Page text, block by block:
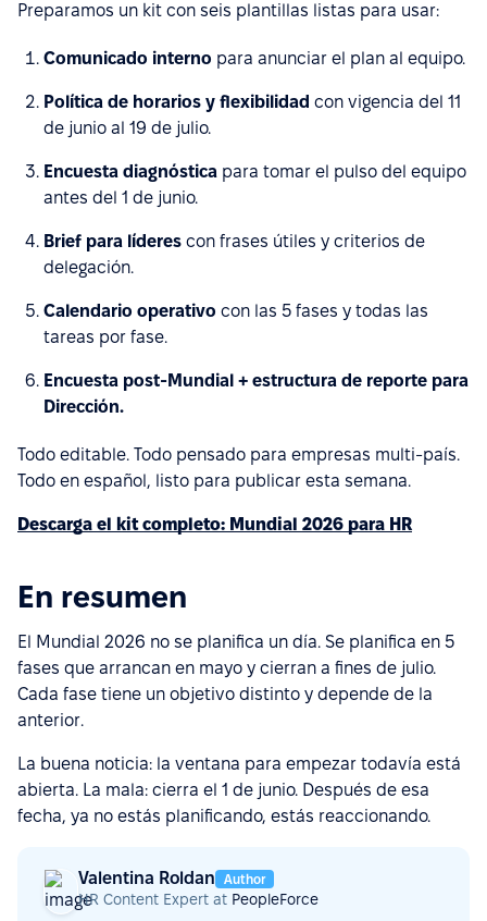
Preparamos un kit con seis plantillas listas para usar:
Comunicado interno para anunciar el plan al equipo.
Política de horarios y flexibilidad con vigencia del 11
de junio al 19 de julio.
Encuesta diagnóstica para tomar el pulso del equipo
antes del 1 de junio.
Brief para líderes con frases útiles y criterios de
delegación.
Calendario operativo con las 5 fases y todas las
tareas por fase.
Encuesta post-Mundial + estructura de reporte para
Dirección.
Todo editable. Todo pensado para empresas multi-país.
Todo en español, listo para publicar esta semana.
Descarga el kit completo: Mundial 2026 para HR
En resumen
El Mundial 2026 no se planifica un día. Se planifica en 5
fases que arrancan en mayo y cierran a fines de julio.
Cada fase tiene un objetivo distinto y depende de la
anterior.
La buena noticia: la ventana para empezar todavía está
abierta. La mala: cierra el 1 de junio. Después de esa
fecha, ya no estás planificando, estás reaccionando.
Valentina Roldan Author
HR Content Expert at PeopleForce